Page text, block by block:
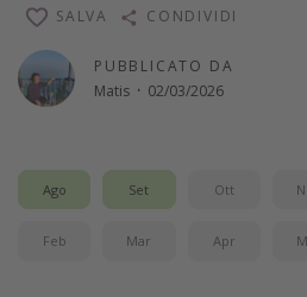
PUBBLICATO DA
Matis · 02/03/2026
SALVA CONDIVIDI
Ago Set Ott
Feb Mar Apr